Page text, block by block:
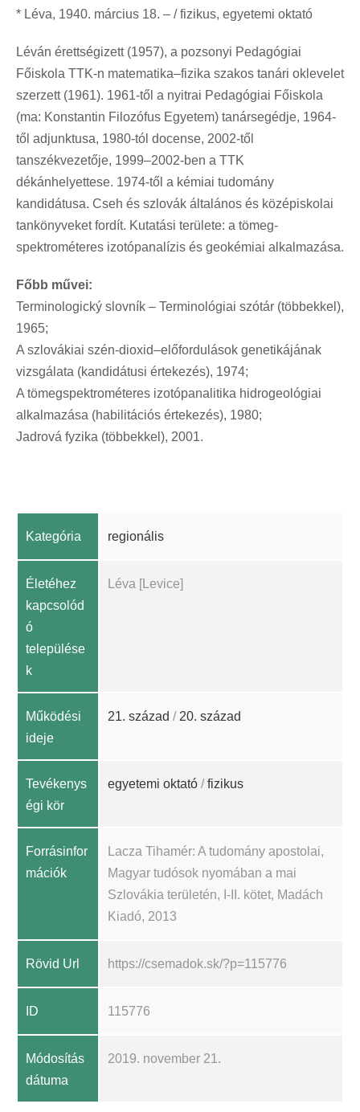
* Léva, 1940. március 18. – / fizikus, egyetemi oktató
Léván érettségizett (1957), a pozsonyi Pedagógiai
Főiskola TTK-n matematika–fizika szakos tanári oklevelet
szerzett (1961). 1961-től a nyitrai Pedagógiai Főiskola
(ma: Konstantin Filozófus Egyetem) tanársegédje, 1964-
től adjunktusa, 1980-tól docense, 2002-től
tanszékvezetője, 1999–2002-ben a TTK
dékánhelyettese. 1974-től a kémiai tudomány
kandidátusa. Cseh és szlovák általános és középiskolai
tankönyveket fordít. Kutatási területe: a tömeg-
spektrométeres izotópanalízis és geokémiai alkalmazása.
Főbb művei:
Terminologický slovník – Terminológiai szótár (többekkel),
1965;
A szlovákiai szén-dioxid–előfordulások genetikájának
vizsgálata (kandidátusi értekezés), 1974;
A tömegspektrométeres izotópanalitika hidrogeológiai
alkalmazása (habilitációs értekezés), 1980;
Jadrová fyzika (többekkel), 2001.
Kategória regionális
Életéhez
kapcsolód
ó
települése
k
Léva [Levice]
Működési
ideje
21. század / 20. század
Tevékenys
égi kör
egyetemi oktató /fizikus
Forrásinfor
mációk
Lacza Tihamér: A tudomány apostolai,
Magyar tudósok nyomában a mai
Szlovákia területén, I-II. kötet, Madách
Kiadó, 2013
Rövid Url https://csemadok.sk/?p=115776
ID 115776
Módosítás
dátuma
2019. november 21.